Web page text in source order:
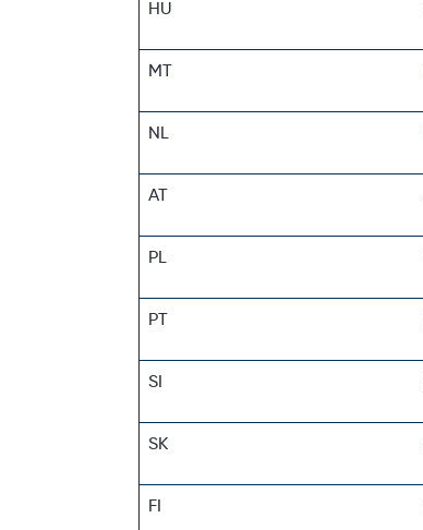
HU
MT
NL
AT
PL
PT
SI
SK
FI